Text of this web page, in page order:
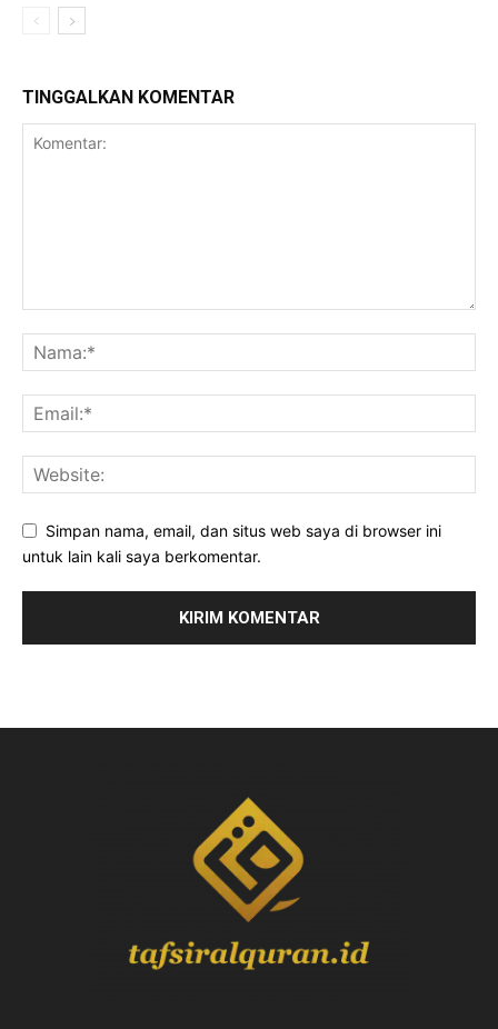
TINGGALKAN KOMENTAR
Simpan nama, email, dan situs web saya di browser ini
untuk lain kali saya berkomentar.